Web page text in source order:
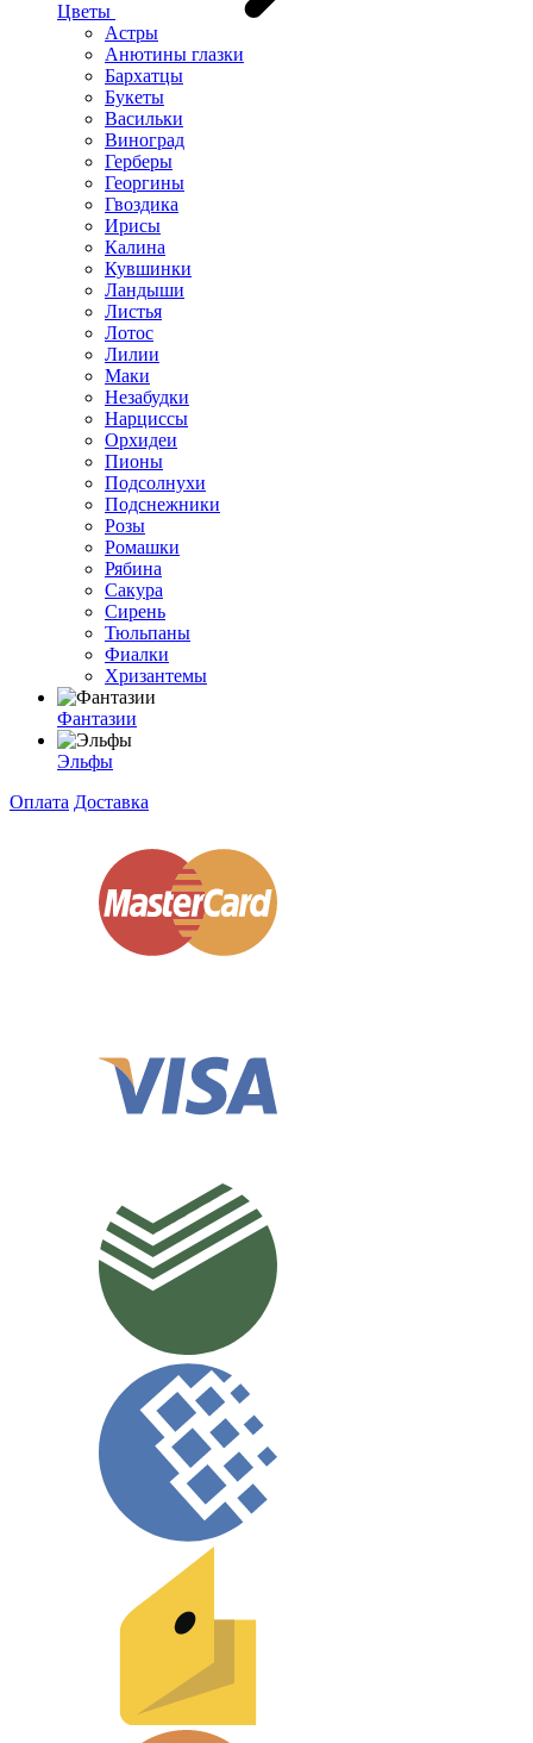
Цветы
Астры
Анютины глазки
Бархатцы
Букеты
Васильки
Виноград
Герберы
Георгины
Гвоздика
Ирисы
Калина
Кувшинки
Ландыши
Листья
Лотос
Лилии
Маки
Незабудки
Нарциссы
Орхидеи
Пионы
Подсолнухи
Подснежники
Розы
Ромашки
Рябина
Сакура
Сирень
Тюльпаны
Фиалки
Хризантемы
Фантазии
Эльфы
Оплата Доставка